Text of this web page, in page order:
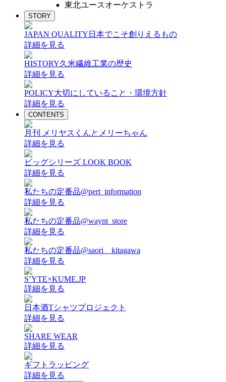
東北ユースオーケストラ
STORY
JAPAN QUALITY 日本でこそ創りえるもの
詳細を見る
HISTORY久米繊維工業の歴史
詳細を見る
POLICY大切にしていること・環境方針
詳細を見る
CONTENTS
月刊 メリヤスくんとメリーちゃん
詳細を見る
ビッグシリーズ LOOK BOOK
詳細を見る
私たちの定番品@pert_information
詳細を見る
私たちの定番品@waynt_store
詳細を見る
私たちの定番品@saori__kitagawa
詳細を見る
S’YTE×KUME.JP
詳細を見る
日本酒Tシャツプロジェクト
詳細を見る
SHARE WEAR
詳細を見る
ギフトラッピング
詳細を見る